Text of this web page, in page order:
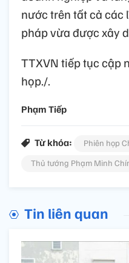
nước trên tất cả
pháp vừa được xây
TTXVN tiếp tục cập
họp./.
Phạm Tiếp
Từ khóa:
Phiên họp
Thủ tướng Phạm Minh
Tin liên quan